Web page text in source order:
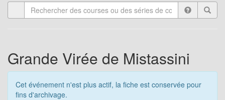
l
i
g
Grande Virée de Mistassini
Cet événement n'est plus actif, la fiche est conservée pour
fins d'archivage.